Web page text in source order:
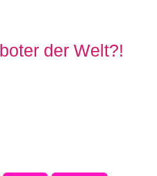
der Welt?!